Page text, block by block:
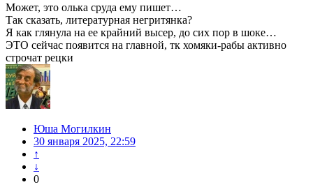
Может, это олька сруда ему пишет…
Так сказать, литературная негритянка?
Я как глянула на ее крайний высер, до сих пор в шоке…
ЭТО сейчас появится на главной, тк хомяки-рабы активно
строчат рецки
Юша Могилкин
30 января 2025, 22:59
↑
↓
0